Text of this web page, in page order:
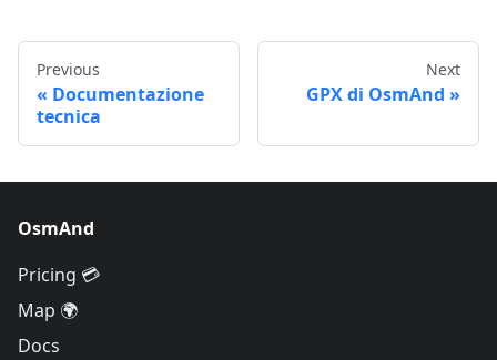
Previous
Documentazione
tecnica
Next
GPX di OsmAnd
OsmAnd
Pricing 💳
Map 🌍
Docs